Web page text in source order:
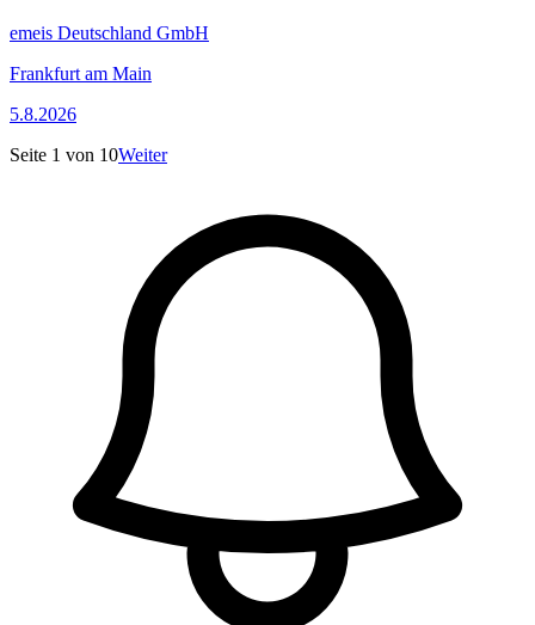
emeis Deutschland GmbH
Frankfurt am Main
5.8.2026
Seite 1 von 10Weiter